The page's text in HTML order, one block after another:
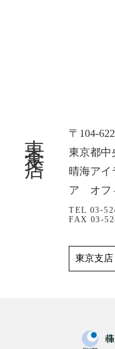
東京支店
〒104-
東京都中
晴海アイ
ア オフ
TEL 03-
FAX 03-
東京支